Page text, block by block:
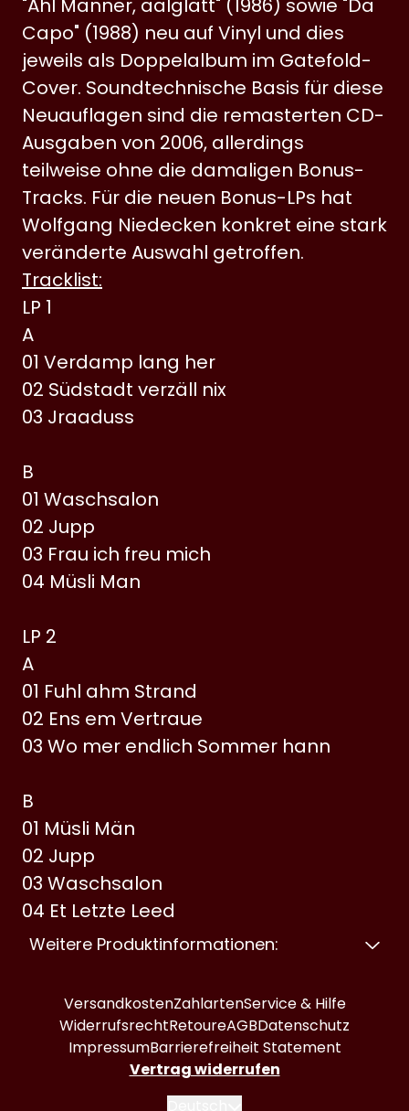
"Ahl Männer, aalglatt" (1986) sowie "Da
Capo" (1988) neu auf Vinyl und dies
jeweils als Doppelalbum im Gatefold-
Cover. Soundtechnische Basis für diese
Neuauflagen sind die remasterten CD-
Ausgaben von 2006, allerdings
teilweise ohne die damaligen Bonus-
Tracks. Für die neuen Bonus-LPs hat
Wolfgang Niedecken konkret eine stark
veränderte Auswahl getroffen.
Tracklist:
LP 1
A
01 Verdamp lang her
02 Südstadt verzäll nix
03 Jraaduss
B
01 Waschsalon
02 Jupp
03 Frau ich freu mich
04 Müsli Man
LP 2
A
01 Fuhl ahm Strand
02 Ens em Vertraue
03 Wo mer endlich Sommer hann
B
01 Müsli Män
02 Jupp
03 Waschsalon
04 Et Letzte Leed
Weitere Produktinformationen:
VersandkostenZahlartenService & Hilfe
WiderrufsrechtRetoureAGBDatenschutz
ImpressumBarrierefreiheit Statement
Vertrag widerrufen